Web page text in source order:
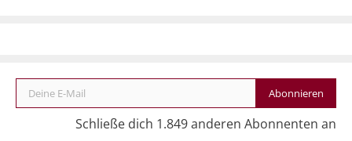
Deine E-Mail
Abonnieren
Schließe dich 1.849 anderen Abonnenten an